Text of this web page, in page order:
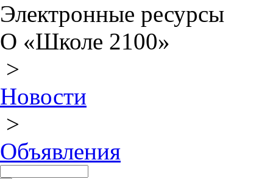
Электронные ресурсы
О «Школе 2100»
>
Новости
>
Объявления